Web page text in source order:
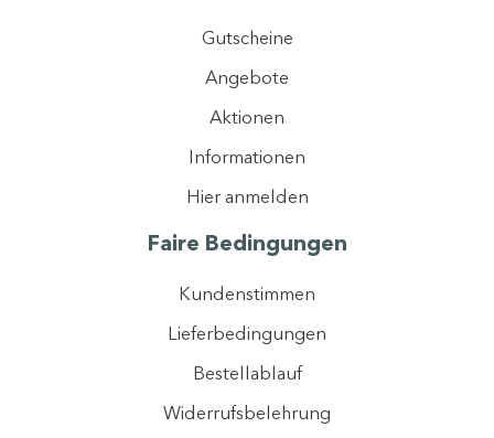
Gutscheine
Angebote
Aktionen
Informationen
Hier anmelden
Faire Bedingungen
Kundenstimmen
Lieferbedingungen
Bestellablauf
Widerrufsbelehrung